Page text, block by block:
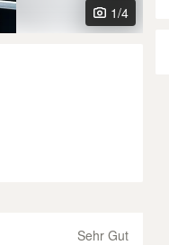
1/4
Sehr Gut